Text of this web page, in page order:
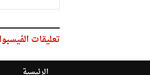
تعليقات
الرئيسية